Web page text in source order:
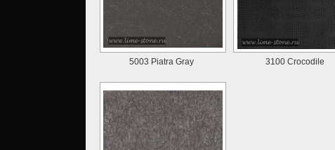
5003 Piatra Gray 3100 Crocodile